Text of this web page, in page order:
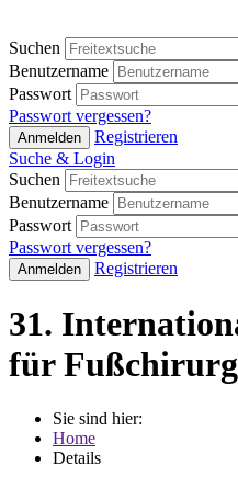
Suchen
Benutzername
Passwort
Passwort vergessen?
Anmelden
Registrieren
Suche & Login
Suchen
Benutzername
Passwort
Passwort vergessen?
Anmelden Registrieren
31.
für
Sie sind hier:
Home
Details